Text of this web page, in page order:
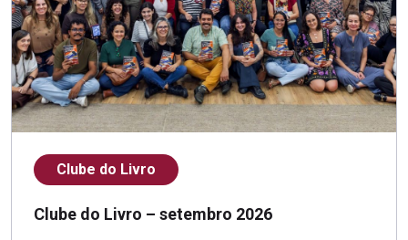
Clube do Livro
Clube do Livro – setembro 2026